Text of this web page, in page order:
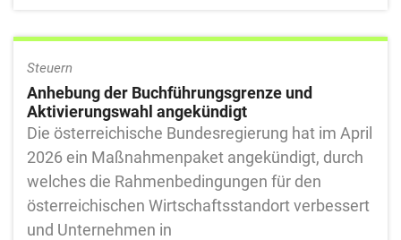
Steuern
Anhebung der Buchführungsgrenze und
Aktivierungswahl angekündigt
Die österreichische Bundesregierung hat im April
2026 ein Maßnahmenpaket angekündigt, durch
welches die Rahmenbedingungen für den
österreichischen Wirtschaftsstandort verbessert
und Unternehmen in